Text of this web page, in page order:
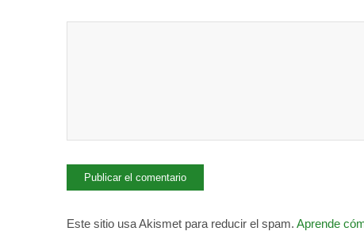
Este sitio usa Akismet para reducir el spam. Aprende